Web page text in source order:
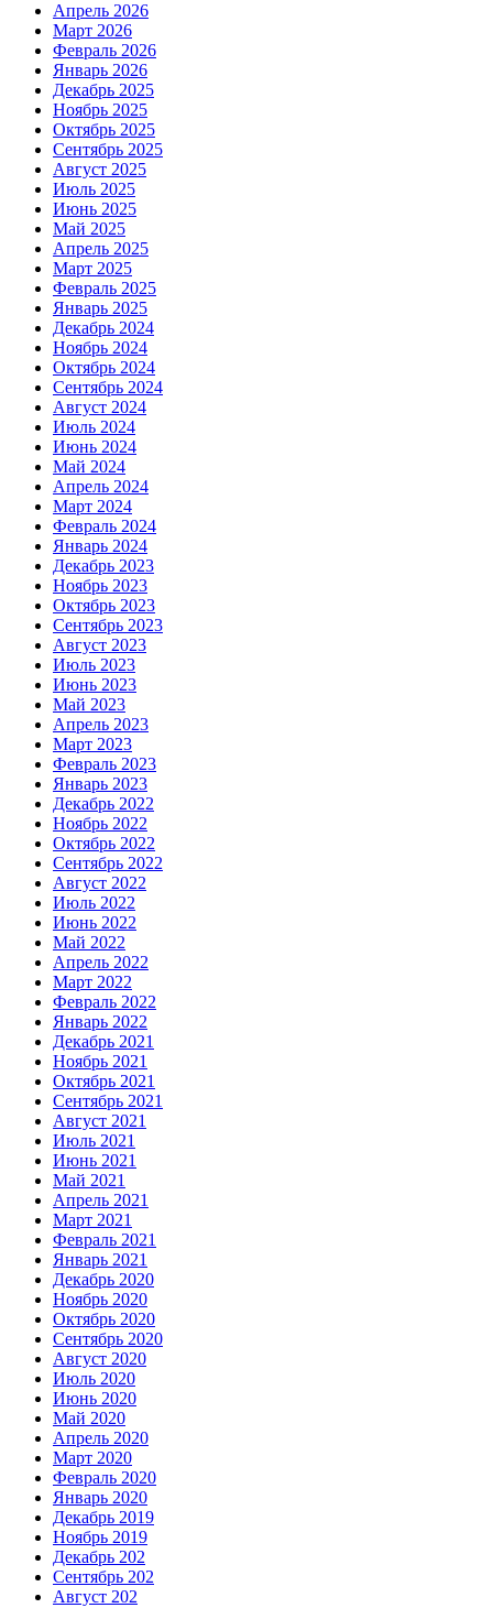
Апрель 2026
Март 2026
Февраль 2026
Январь 2026
Декабрь 2025
Ноябрь 2025
Октябрь 2025
Сентябрь 2025
Август 2025
Июль 2025
Июнь 2025
Май 2025
Апрель 2025
Март 2025
Февраль 2025
Январь 2025
Декабрь 2024
Ноябрь 2024
Октябрь 2024
Сентябрь 2024
Август 2024
Июль 2024
Июнь 2024
Май 2024
Апрель 2024
Март 2024
Февраль 2024
Январь 2024
Декабрь 2023
Ноябрь 2023
Октябрь 2023
Сентябрь 2023
Август 2023
Июль 2023
Июнь 2023
Май 2023
Апрель 2023
Март 2023
Февраль 2023
Январь 2023
Декабрь 2022
Ноябрь 2022
Октябрь 2022
Сентябрь 2022
Август 2022
Июль 2022
Июнь 2022
Май 2022
Апрель 2022
Март 2022
Февраль 2022
Январь 2022
Декабрь 2021
Ноябрь 2021
Октябрь 2021
Сентябрь 2021
Август 2021
Июль 2021
Июнь 2021
Май 2021
Апрель 2021
Март 2021
Февраль 2021
Январь 2021
Декабрь 2020
Ноябрь 2020
Октябрь 2020
Сентябрь 2020
Август 2020
Июль 2020
Июнь 2020
Май 2020
Апрель 2020
Март 2020
Февраль 2020
Январь 2020
Декабрь 2019
Ноябрь 2019
Декабрь 202
Сентябрь 202
Август 202